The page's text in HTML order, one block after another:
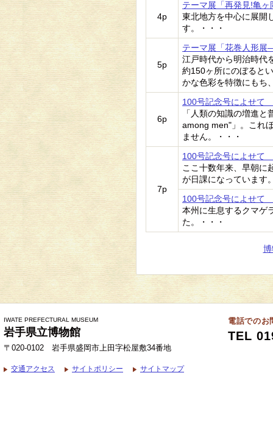
4p
テーマ展「再発見!亀
東北地方を中心に展開
す。・・・
5p
テーマ展「花巻人形
江戸時代から明治時代
約150ヶ所にのぼると
かな色彩を特徴にもち
6p
100号記念号によせて
「人類の知識の増進
among men"」。これ
ません。・・・
7p
100号記念号によせて
ここ十数年来、早朝に
が日課になっています
100号記念号によせて
本州に生息するクマゲ
た。・・・
IWATE PREFECTURAL MUSEUM
岩手県立博物館
〒020-0102 岩手県盛岡市上田字松屋敷34番地
電話でのお
TEL
交通アクセス サイトポリシー サイトマップ